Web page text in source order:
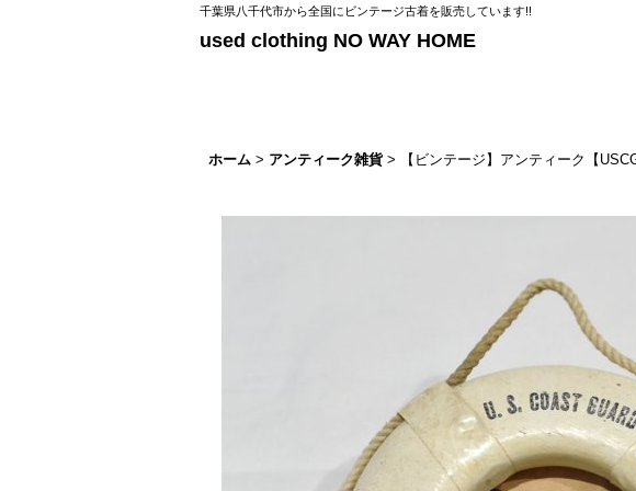
千葉県八千代市から全国にビンテージ古着を販売しています!!
used clothing NO WAY HOME
ホーム > アンティーク雑貨 > 【ビンテージ】アンティーク【